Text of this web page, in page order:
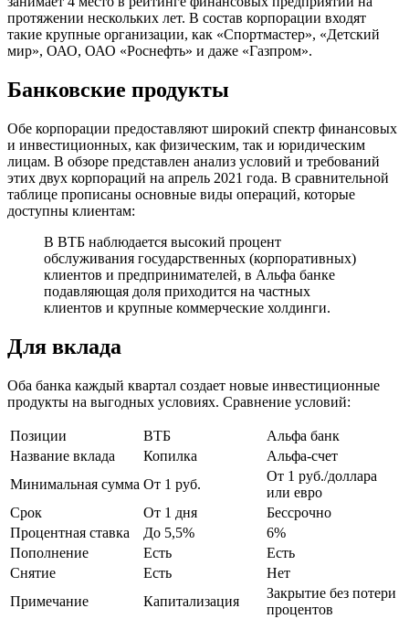
протяжении нескольких лет. В состав корпорации входят
такие крупные организации, как «Спортмастер», «Детский
мир», ОАО, ОАО «Роснефть» и даже «Газпром».
Банковские продукты
Обе корпорации предоставляют широкий спектр финансовых
и инвестиционных, как физическим, так и юридическим
лицам. В обзоре представлен анализ условий и требований
этих двух корпораций на апрель 2021 года. В сравнительной
таблице прописаны основные виды операций, которые
доступны клиентам:
В ВТБ наблюдается высокий процент
обслуживания государственных (корпоративных)
клиентов и предпринимателей, в Альфа банке
подавляющая доля приходится на частных
клиентов и крупные коммерческие холдинги.
Для вклада
Оба банка каждый квартал создает новые инвестиционные
продукты на выгодных условиях. Сравнение условий:
Позиции ВТБ
Альфа банк
Название вклада
Копилка
Альфа-счет
Минимальная сумма От 1 руб.
От 1 руб./доллара
или евро
Срок
От 1 дня
Бессрочно
Процентная ставка
До 5,5%
6%
Пополнение
Есть
Есть
Снятие
Есть
Нет
Примечание
Капитализация
Закрытие без потери
процентов